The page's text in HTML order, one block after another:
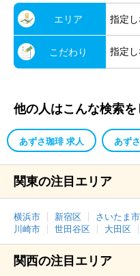
エリア 指定
こだわり 指定
他の人はこんな検索
あずさ珈琲 求人 あず
関東の注目エリア
横浜市 新宿区 さいたま市
川崎市
世田谷区 大田区
関西の注目エリア